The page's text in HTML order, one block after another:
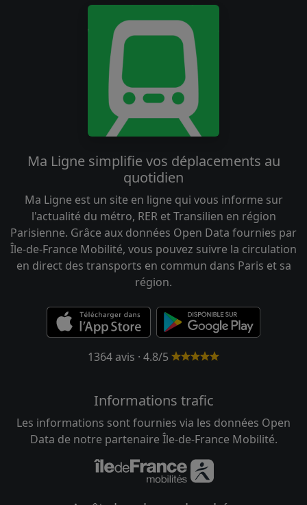
Ma Ligne simplifie vos déplacements au
quotidien
Ma Ligne est un site en ligne qui vous informe sur
l'actualité du métro, RER et Transilien en région
Parisienne. Grâce aux données Open Data fournies par
Île-de-France Mobilité, vous pouvez suivre la circulation
en direct des transports en commun dans Paris et sa
région.
1364 avis · 4.8/5
Informations trafic
Les informations sont fournies via les données Open
Data de notre partenaire Île-de-France Mobilité.